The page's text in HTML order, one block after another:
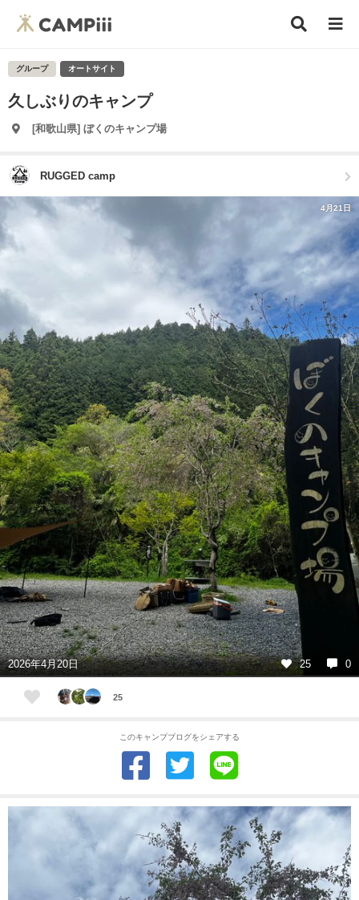
グループ オートサイト
久しぶりのキャンプ
[和歌山県] ぼくのキャンプ場
RUGGED camp
4月21日
2026年4月20日 25 0
25
このキャンプブログをシェアする